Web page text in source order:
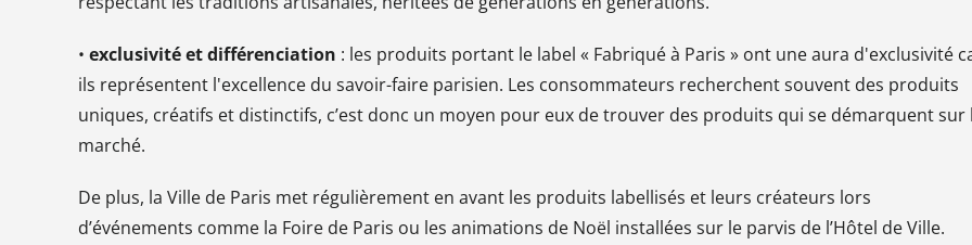
• exclusivité et différenciation : les produits portant le label « Fabriqué à Paris » ont une aura d'exclusivité
ils représentent l'excellence du savoir-faire parisien. Les consommateurs recherchent souvent des produits
uniques, créatifs et distinctifs, c’est donc un moyen pour eux de trouver des produits qui se démarquent sur
marché.
De plus, la Ville de Paris met régulièrement en avant les produits labellisés et leurs créateurs lors
d’événements comme la Foire de Paris ou les animations de Noël installées sur le parvis de l’Hôtel de Ville.